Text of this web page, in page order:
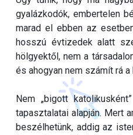
gyalázkodók, embertelen
marad el ebben az
hosszú évtizedek alatt
hölgyektől, nem a
és ahogyan nem számít rá
Nem „bigott
tapasztalatai alapján. Mert
beszélhetünk, addig az